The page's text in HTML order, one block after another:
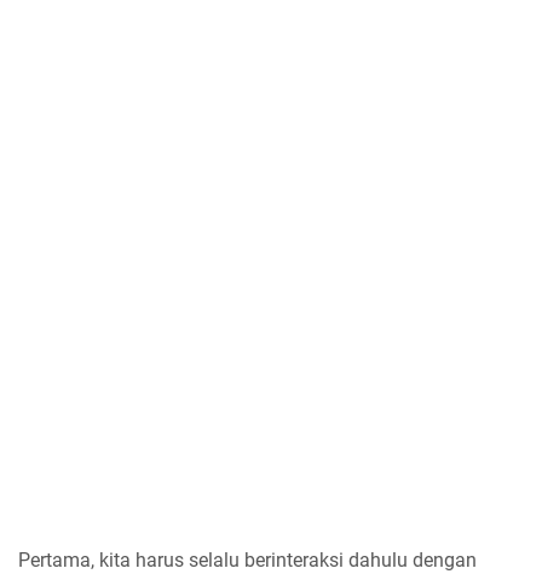
Pertama, kita harus selalu berinteraksi dahulu dengan